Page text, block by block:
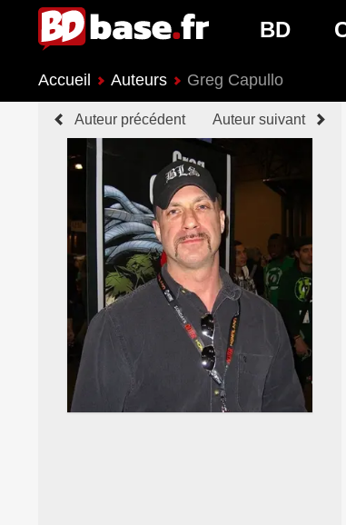
BD
Genres BD
Accueil Auteurs Greg Capullo
Auteur précédent Auteur suivant